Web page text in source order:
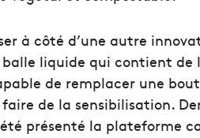
à côté d’une autre
liquide qui contient
de remplacer une
de la sensibilisation.
présenté la plateforme